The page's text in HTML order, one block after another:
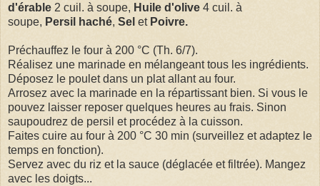
d'érable 2 cuil. à soupe, Huile d'olive 4 cuil. à
soupe, Persil haché, Sel et Poivre.
Préchauffez le four à 200 °C (Th. 6/7).
Réalisez une marinade en mélangeant tous les ingrédients.
Déposez le poulet dans un plat allant au four.
Arrosez avec la marinade en la répartissant bien. Si vous le
pouvez laisser reposer quelques heures au frais. Sinon
saupoudrez de persil et procédez à la cuisson.
Faites cuire au four à 200 °C 30 min (surveillez et adaptez le
temps en fonction).
Servez avec du riz et la sauce (déglacée et filtrée). Mangez
avec les doigts...